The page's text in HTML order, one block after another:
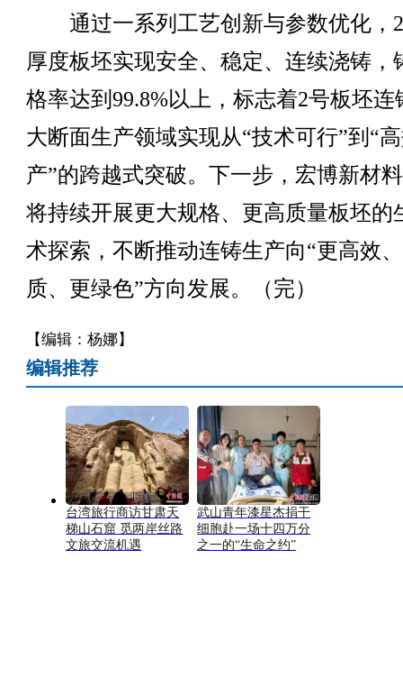
通过一系列工艺创新与参数优化，
厚度板坯实现安全、稳定、连续浇铸，
格率达到99.8%以上，标志着2号板坯连
大断面生产领域实现从“技术可行”到“
产”的跨越式突破。下一步，宏博新材
将持续开展更大规格、更高质量板坯的
术探索，不断推动连铸生产向“更高效
质、更绿色”方向发展。（完）
【编辑：杨娜】
编辑推荐
台湾旅行商访甘肃天
梯山石窟 觅两岸丝路
文旅交流机遇
武山青年漆星杰捐干
细胞赴一场十四万分
之一的“生命之约”